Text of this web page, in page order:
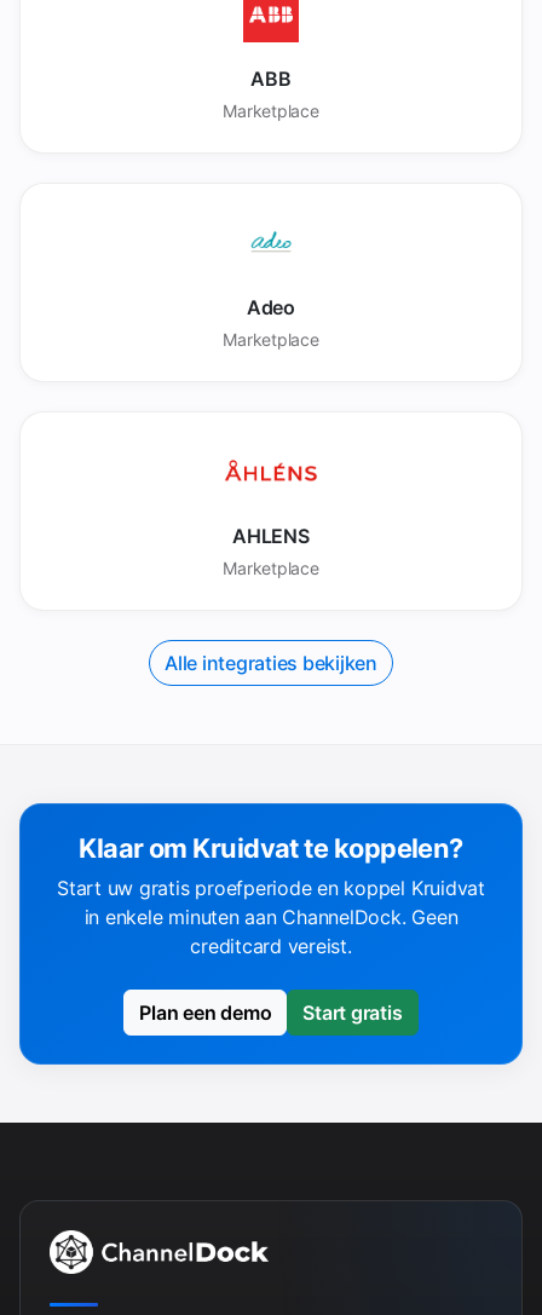
ABB
Marketplace
Adeo
Marketplace
AHLENS
Marketplace
Alle integraties bekijken
Klaar om Kruidvat te koppelen?
Start uw gratis proefperiode en koppel Kruidvat
in enkele minuten aan ChannelDock. Geen
creditcard vereist.
Plan een demo Start gratis